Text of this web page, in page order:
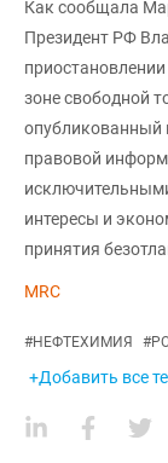
Как сообщала
Президент РФ
зоне свободной
опубликованный
правовой
интересы и
принятия
MRC
#НЕФТЕХИМИЯ #
+Добавить все